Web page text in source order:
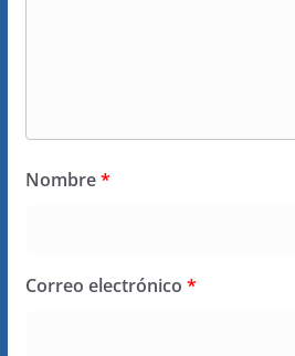
Nombre*
Correo electrónico *